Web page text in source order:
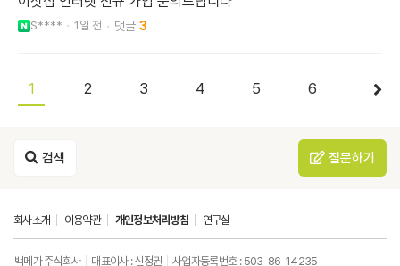
S**** 1일 전 3
1 2 3 4 5 6
검색 질문하기
회사소개 이용약관 개인정보처리방침 연구실
백메가 주식회사 대표이사 : 신정권
사업자등록번호 : 503-86-14235